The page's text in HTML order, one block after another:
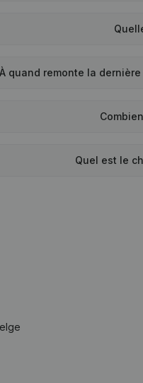
À quand remonte la
Quel est le